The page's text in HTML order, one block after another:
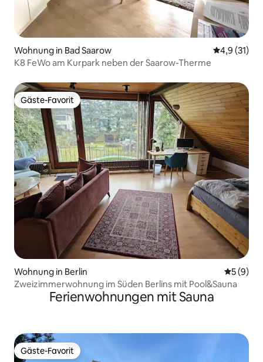
Wohnung in Bad Saarow
4,9 (31)
K8 FeWo am Kurpark neben der Saarow-Therme
Gäste-Favorit
Gäste-Favorit
Wohnung in Berlin
5 (9)
Zweizimmerwohnung im Süden Berlins mit Pool&Sauna
Ferienwohnungen mit Sauna
Gäste-Favorit
Gäste-Favorit